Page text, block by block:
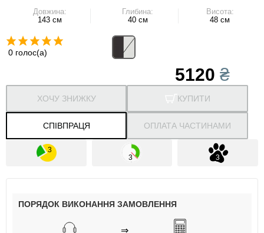
Довжина:
143 см
Глибина:
40 см
Висота:
48 см
0 голос(а)
5120₴
КУПИТИ
СПІВПРАЦЯ
ХОЧУ ЗНИЖКУ
ОПЛАТА ЧАСТИНАМИ
ПОРЯДОК ВИКОНАННЯ ЗАМОВЛЕННЯ
⇒